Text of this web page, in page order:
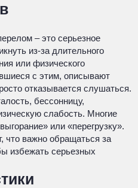
– это серьезное
из-за длительного
или физического
с этим, описывают
отказывается слушаться.
бессонницу,
слабость. Многие
или «перегрузку».
что важно обращаться за
избежать серьезных